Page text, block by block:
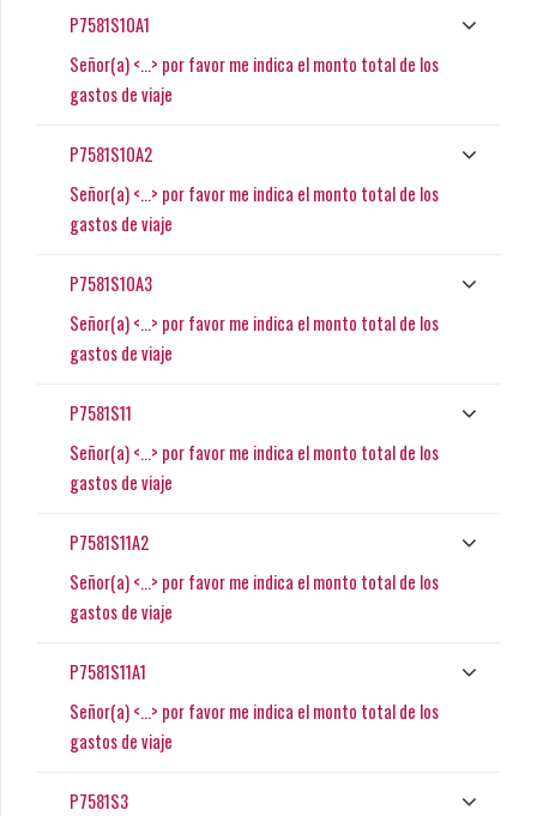
P7581S10A1
Señor(a) <...> por favor me indica el monto total de los
gastos de viaje
P7581S10A2
Señor(a) <...> por favor me indica el monto total de los
gastos de viaje
P7581S10A3
Señor(a) <...> por favor me indica el monto total de los
gastos de viaje
P7581S11
Señor(a) <...> por favor me indica el monto total de los
gastos de viaje
P7581S11A2
Señor(a) <...> por favor me indica el monto total de los
gastos de viaje
P7581S11A1
Señor(a) <...> por favor me indica el monto total de los
gastos de viaje
P7581S3